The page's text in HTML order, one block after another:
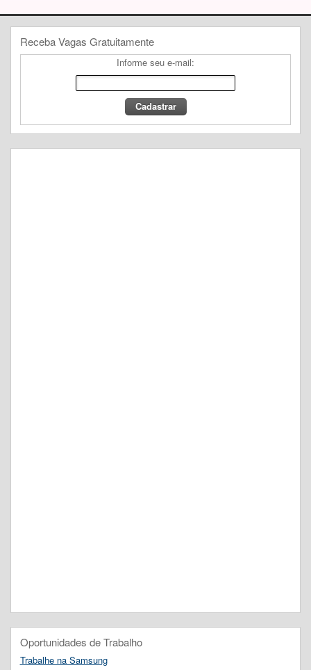
Receba Vagas Gratuitamente
Informe seu e-mail:
Oportunidades de Trabalho
Trabalhe na Samsung